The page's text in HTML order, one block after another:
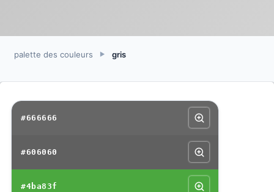
palette des couleurs ► gris
#666666
#606060
#4ba83f